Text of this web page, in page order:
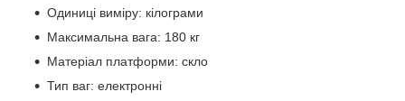
Одиниці виміру: кілограми
Максимальна вага: 180 кг
Матеріал платформи: скло
Тип ваг: електронні